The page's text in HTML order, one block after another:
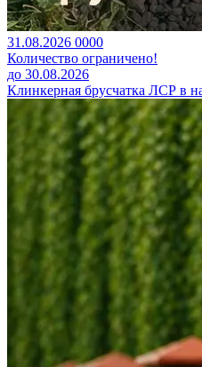
31.08.2026 0000
Количество ограничено!
до 30.08.2026
Клинкерная брусчатка ЛСР в